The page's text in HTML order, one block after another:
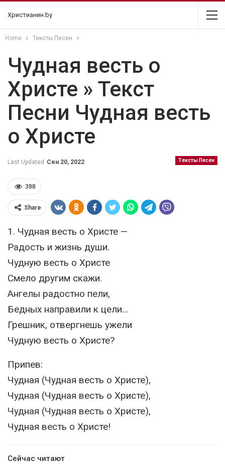
Христианин.by
Home Тексты Песен
Чудная весть о
Христе » Текст
Песни Чудная весть
о Христе
Тексты Песен
Last Updated Сен 20, 2022
398
Share
1. Чудная весть о Христе —
Радость и жизнь души.
Чудную весть о Христе
Смело другим скажи.
Ангелы радостно пели,
Бедных направили к цели…
Грешник, отвергнешь ужели
Чудную весть о Христе?
Припев:
Чудная (Чудная весть о Христе),
Чудная (Чудная весть о Христе),
Чудная (Чудная весть о Христе),
Чудная весть о Христе!
Сейчас читают